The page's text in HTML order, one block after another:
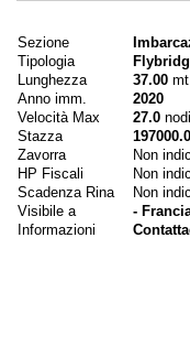
Sezione
Tipologia
Lunghezza
37.00 mt
Anno imm.
2020
Velocità Max
27.0 nodi
Stazza
Zavorra
Non
HP Fiscali
Non
Scadenza Rina
Non
Visibile a
-
Informazioni